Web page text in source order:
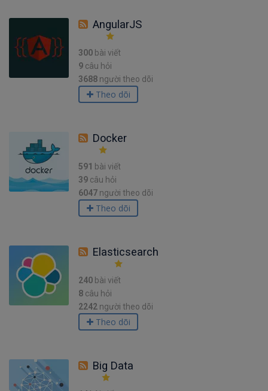
AngularJS
300 bài viết
9 câu hỏi
3688 người theo dõi
Theo dõi
Docker
591 bài viết
39 câu hỏi
6047 người theo dõi
Theo dõi
Elasticsearch
240 bài viết
8 câu hỏi
2242 người theo dõi
Theo dõi
Big Data